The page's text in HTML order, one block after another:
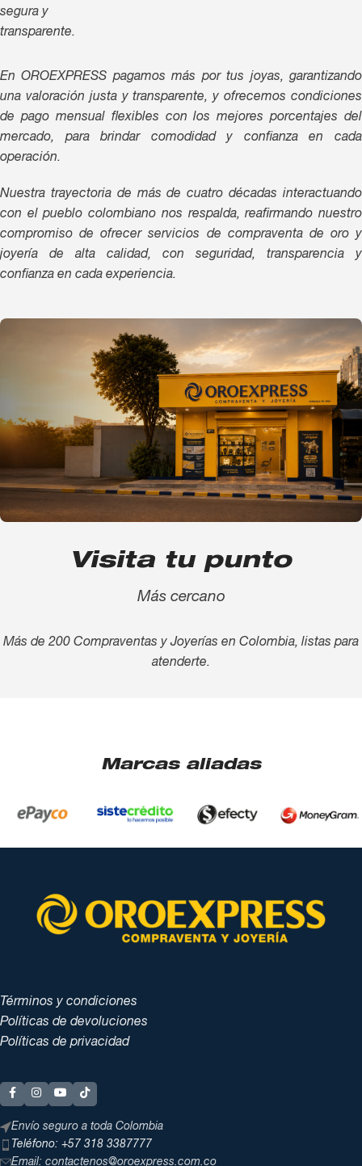
segura y
transparente.
En OROEXPRESS pagamos más por tus joyas, garantizando
una valoración justa y transparente, y ofrecemos condiciones
de pago mensual flexibles con los mejores porcentajes del
mercado, para brindar comodidad y confianza en cada
operación.
Nuestra trayectoria de más de cuatro décadas interactuando
con el pueblo colombiano nos respalda, reafirmando nuestro
compromiso de ofrecer servicios de compraventa de oro y
joyería de alta calidad, con seguridad, transparencia y
confianza en cada experiencia.
Visita tu punto
Más cercano
Más de 200 Compraventas y Joyerías en Colombia, listas para
atenderte.
Marcas aliadas
Términos y condiciones
Políticas de devoluciones
Políticas de privacidad
Envío seguro a toda Colombia
Teléfono: +57 318 3387777
Email: contactenos@oroexpress.com.co